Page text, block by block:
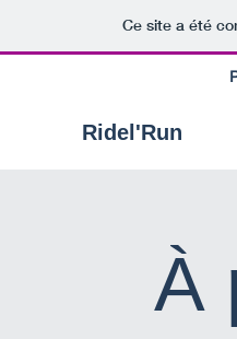
Ce site a été
Ridel'Run
À